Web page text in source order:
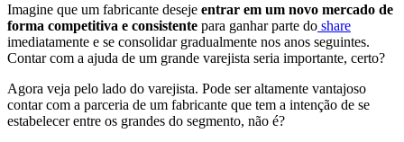
Imagine que um fabricante deseje entrar em um novo mercado de
forma competitiva e consistente para ganhar parte do share
imediatamente e se consolidar gradualmente nos anos seguintes.
Contar com a ajuda de um grande varejista seria importante, certo?
Agora veja pelo lado do varejista. Pode ser altamente vantajoso
contar com a parceria de um fabricante que tem a intenção de se
estabelecer entre os grandes do segmento, não é?